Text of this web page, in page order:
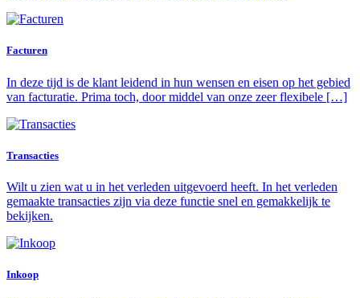
Facturen
In deze tijd is de klant leidend in hun wensen en eisen op het gebied
van facturatie. Prima toch, door middel van onze zeer flexibele […]
Transacties
Wilt u zien wat u in het verleden uitgevoerd heeft. In het verleden
gemaakte transacties zijn via deze functie snel en gemakkelijk te
bekijken.
Inkoop